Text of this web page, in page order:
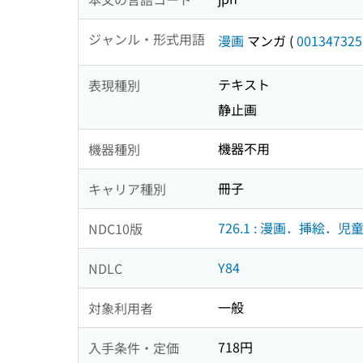
ジャンル・形式用語 漫画 マンガ (001347325
表現種別
テキスト
静止画
機器種別 機器不用
キャリア種別 冊子
NDC10版 726.1 : 漫画．挿絵．児
NDLC Y84
対象利用者 一般
入手条件・定価 718円